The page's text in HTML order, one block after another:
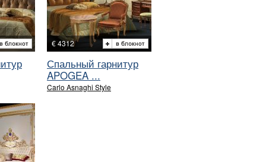
€ 4312
Спальный гарнитур
APOGEA ...
Carlo Asnaghi Style